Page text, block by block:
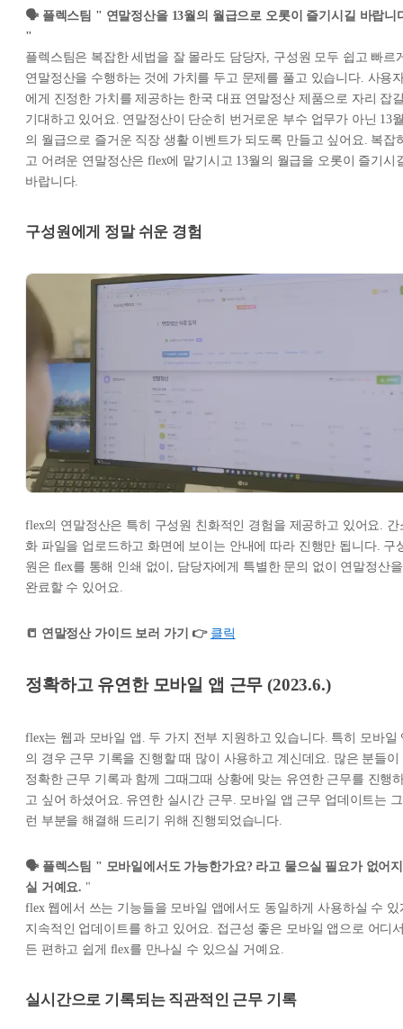
🗣️ 플렉스팀 " 연말정산을 13월의 월급으로 오롯이 즐기시길 바랍니
"
플렉스팀은 복잡한 세법을 잘 몰라도 담당자, 구성원 모두 쉽고 빠르
연말정산을 수행하는 것에 가치를 두고 문제를 풀고 있습니다. 사용
에게 진정한 가치를 제공하는 한국 대표 연말정산 제품으로 자리 잡
기대하고 있어요. 연말정산이 단순히 번거로운 부수 업무가 아닌 13
의 월급으로 즐거운 직장 생활 이벤트가 되도록 만들고 싶어요. 복잡
고 어려운 연말정산은 flex에 맡기시고 13월의 월급을 오롯이 즐기시
바랍니다.
구성원에게 정말 쉬운 경험
flex의 연말정산은 특히 구성원 친화적인 경험을 제공하고 있어요. 간
화 파일을 업로드하고 화면에 보이는 안내에 따라 진행만 됩니다. 구
원은 flex를 통해 인쇄 없이, 담당자에게 특별한 문의 없이 연말정산을
완료할 수 있어요.
📒 연말정산 가이드 보러 가기 👉 클릭
정확하고 유연한 모바일 앱 근무 (2023.6.)
flex는 웹과 모바일 앱. 두 가지 전부 지원하고 있습니다. 특히 모바일
의 경우 근무 기록을 진행할 때 많이 사용하고 계신데요. 많은 분들이
정확한 근무 기록과 함께 그때그때 상황에 맞는 유연한 근무를 진행
고 싶어 하셨어요. 유연한 실시간 근무. 모바일 앱 근무 업데이트는 그
런 부분을 해결해 드리기 위해 진행되었습니다.
🗣️ 플렉스팀 " 모바일에서도 가능한가요? 라고 물으실 필요가 없어지
실 거예요. "
flex 웹에서 쓰는 기능들을 모바일 앱에서도 동일하게 사용하실 수 있
지속적인 업데이트를 하고 있어요. 접근성 좋은 모바일 앱으로 어디
든 편하고 쉽게 flex를 만나실 수 있으실 거예요.
실시간으로 기록되는 직관적인 근무 기록